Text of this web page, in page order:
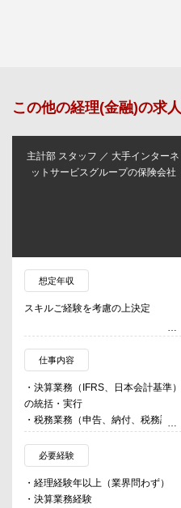
この他の経理(金融)の求人
主計部 スタッフ ／ 大手インターネ
ットサービスグループの保険会社
想定年収
スキルご経験を考慮の上決定
仕事内容
・決算業務（IFRS、日本会計基準）
の統括・実行
・税務業務（申告、納付、税務調査
対応など）
・会計監査対応（監査法人との連
携、資料作成など）
・経営判断に必要な財務データの作
成・提供、分析
必要経験
・経理経験年以上（業界問わず）
・決算業務経験